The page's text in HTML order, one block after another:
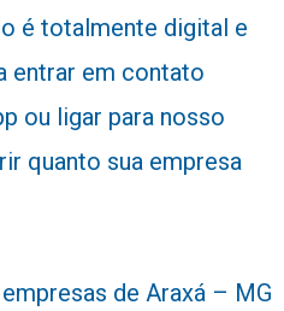
é totalmente digital e
entrar em contato
ou ligar para nosso
quanto sua empresa
de Araxá – MG